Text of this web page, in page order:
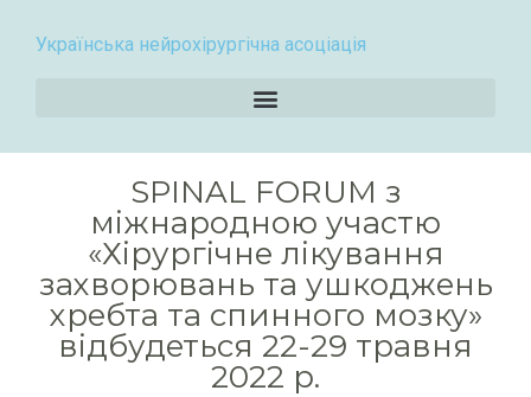
Українська нейрохірургічна асоціація
SPINAL FORUM з
міжнародною участю
«Хірургічне лікування
захворювань та ушкоджень
хребта та спинного мозку»
відбудеться 22-29 травня
2022 р.